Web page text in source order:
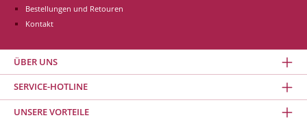
Bestellungen und Retouren
Kontakt
ÜBER UNS
SERVICE-HOTLINE
UNSERE VORTEILE